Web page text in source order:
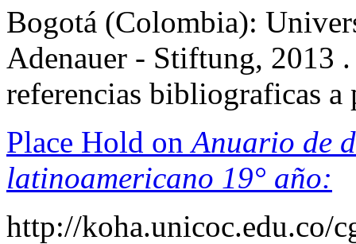
Bogotá (Colombia):
Adenauer - Stiftung, 2013
referencias bibliograficas
Place Hold onAnuario de
latinoamericano 19° año:
http://koha.unicoc.edu.co/